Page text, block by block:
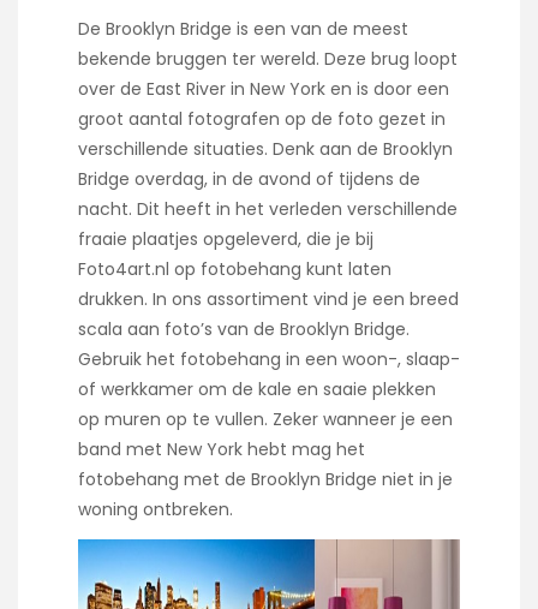
De Brooklyn Bridge is een van de meest
bekende bruggen ter wereld. Deze brug loopt
over de East River in New York en is door een
groot aantal fotografen op de foto gezet in
verschillende situaties. Denk aan de Brooklyn
Bridge overdag, in de avond of tijdens de
nacht. Dit heeft in het verleden verschillende
fraaie plaatjes opgeleverd, die je bij
Foto4art.nl op fotobehang kunt laten
drukken. In ons assortiment vind je een breed
scala aan foto’s van de Brooklyn Bridge.
Gebruik het fotobehang in een woon-, slaap-
of werkkamer om de kale en saaie plekken
op muren op te vullen. Zeker wanneer je een
band met New York hebt mag het
fotobehang met de Brooklyn Bridge niet in je
woning ontbreken.